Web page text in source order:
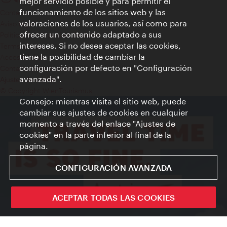
Contacto
Aviso legal
Política de privacidad de datos
Terms of Use
Accesibilidad
Contacto para la prensa
Ajustes de cookie
funcionamiento de los sitios web y las
valoraciones de los usuarios, así como para
ofrecer un contenido adaptado a sus
intereses. Si no desea aceptar las cookies,
tiene la posibilidad de cambiar la
configuración por defecto en "Configuración
avanzada".
Consejo: mientras visita el sitio web, puede
cambiar sus ajustes de cookies en cualquier
momento a través del enlace "Ajustes de
cookies" en la parte inferior al final de la
página.
CONFIGURACIÓN AVANZADA
ACEPTAR TODAS LAS COOKIES